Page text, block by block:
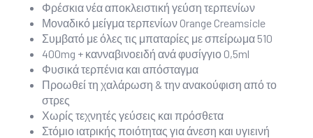
Φρέσκια νέα αποκλειστική γεύση τερπενίων
Μοναδικό μείγμα τερπενίων Orange Creamsicle
Συμβατό με όλες τις μπαταρίες με σπείρωμα 510
400mg + κανναβινοειδή ανά φυσίγγιο 0,5ml
Φυσικά τερπένια και απόσταγμα
Προωθεί τη χαλάρωση & την ανακούφιση από το
στρες
Χωρίς τεχνητές γεύσεις και πρόσθετα
Στόμιο ιατρικής ποιότητας για άνεση και υγιεινή